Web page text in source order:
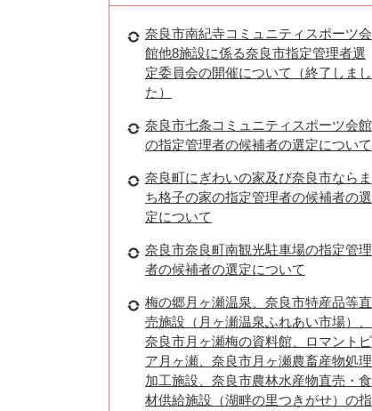
奈良市南紀寺コミュニティスポーツ会
館他8施設に係る奈良市指定管理者選
定委員会の開催について（終了しまし
た）
奈良市七条コミュニティスポーツ会館
の指定管理者の候補者の選定について
奈良町にぎわいの家及び奈良市ならま
ち格子の家の指定管理者の候補者の選
定について
奈良市奈良町南観光駐車場の指定管理
者の候補者の選定について
梅の郷月ヶ瀬温泉、奈良市特産品等直
売施設（月ヶ瀬温泉ふれあい市場）、
奈良市月ヶ瀬梅の資料館、ロマントピ
ア月ヶ瀬、奈良市月ヶ瀬農畜産物処理
加工施設、奈良市農林水産物直売・食
材供給施設（湖畔の里つきがせ）の指